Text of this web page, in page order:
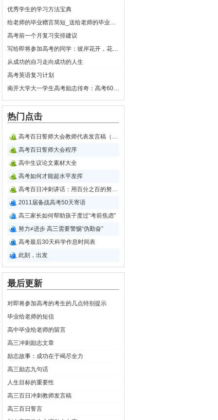
优秀学生的学习方法宝典
给老师的毕业赠言简短_送给老师的毕业赠言精选
高考前一个月复习安排建议
写给即将参加高考的同学：彼岸花开，花开不败
从成功的自习走向成功的人生
高考英语复习计划
南开大学大一学生高考励志传奇：高考60天提高400分
热门点击
高考百日誓师大会教师代表发言稿（二）
高考百日誓师大会程序
高中生议论文素材大全
高考如何才能超水平发挥
高考百日冲刺讲话：用百分之百的努力投入百日冲刺
2011届备战高考50天寄语
高三家长如何帮助孩子度过“考前焦虑”
努力≠进步 高三需要警惕“伪勤奋”
高考最后30天科学作息时间表
此刻，出发
最后更新
对即将参加高考的考生的几点特别提示
毕业给老师的短信
高中毕业给老师的留言
高三冲刺励志文章
励志故事：成功在于竭尽全力
高三励志九句话
人生目标的重要性
高三百日冲刺教师发言稿
高三百日誓言